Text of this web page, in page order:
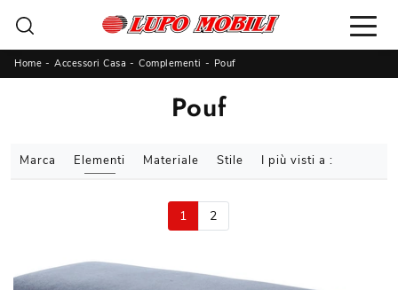
Home - Accessori Casa - Complementi - Pouf
Pouf
Marca Elementi Materiale Stile I più visti a :
1 2